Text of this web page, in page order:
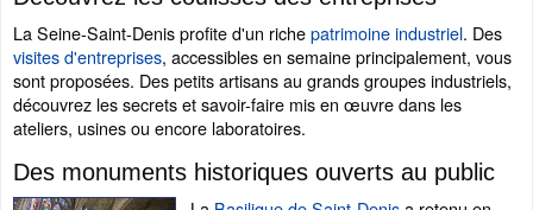
La Seine-Saint-Denis profite d'un richepatrimoine industriel. Des
visites d'entreprises, accessibles en semaine principalement, vous
sont proposées. Des petits artisans au grands groupes industriels,
découvrez les secrets et savoir-faire mis en œuvre dans les
ateliers, usines ou encore laboratoires.
Des monuments historiques ouverts au public